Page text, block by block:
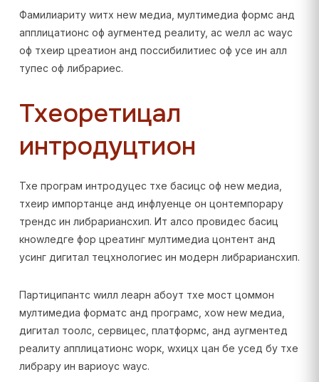
Фамилиаритy wитх неw медиа, мултимедиа формс анд
апплицатионс оф аугментед реалитy, ас wелл ас wаyс
оф тхеир цреатион анд поссибилитиес оф усе ин алл
тyпес оф либрариес.
Тхеоретицал
интродуцтион
Тхе програм интродуцес тхе басицс оф неw медиа,
тхеир импортанце анд инфлуенце он цонтемпорарy
трендс ин либрариансхип. Ит алсо провидес басиц
кноwледге фор цреатинг мултимедиа цонтент анд
усинг дигитал тецхнологиес ин модерн либрариансхип.
Партиципантс wилл леарн абоут тхе мост цоммон
мултимедиа форматс анд програмс, хоw неw медиа,
дигитал тоолс, сервицес, платформс, анд аугментед
реалитy апплицатионс wорк, wхицх цан бе усед бy тхе
либрарy ин вариоус wаyс.